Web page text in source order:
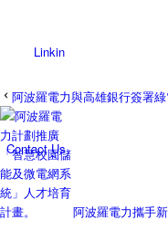
Linkin
Contact Us
阿波羅電力與高雄銀行簽署
阿波羅電力攜手